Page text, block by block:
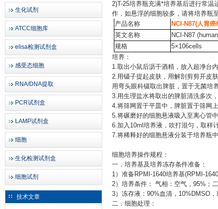
生化试剂
ATCC细胞库
elisa检测试剂盒
感受态细胞
RNA/DNA提取
PCR试剂盒
LAMP试剂盒
细胞
生化检测试剂盒
细胞试剂
技术文章
2)T-25培养瓶充满*培养基后进行常
作，如悬浮的细胞较多，请将培养瓶
产品名称
NCI-N87(人胃
英文名称
NCI-N87
规格
5×106cells
培养：
1.取出小鼠后沥干酒精，放入超净台
2.用镊子提起皮肤，用解剖剪剪开皮
用弯头眼科镊取出脾脏，置于无菌培
3.用生理盐水将取出的脾脏清洗多次
4.将筛网置于平皿中，脾脏置于筛网
5.将碾磨好的细胞悬液吸入至离心管
6.加入10ml培养液，吹打混匀，取样
7.将稀释好的细胞悬液分装于培养瓶
细胞培养操作规程：
一．培养基及培养冻存条件准备：
1）准备RPMI-1640培养基(RPMI-
2）培养条件： 气相：空气，95%；
3）冻存液：90%血清，10%DMSO
二．细胞处理：